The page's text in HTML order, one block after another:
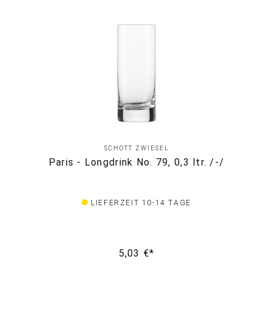
SCHOTT ZWIESEL
Paris - Longdrink No. 79, 0,3 ltr. /-/
LIEFERZEIT 10-14 TAGE
5,03 €*